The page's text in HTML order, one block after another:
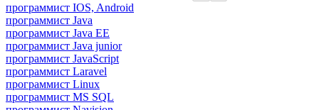
программист IOS, Android
программист Java
программист Java EE
программист Java junior
программист JavaScript
программист Laravel
программист Linux
программист MS SQL